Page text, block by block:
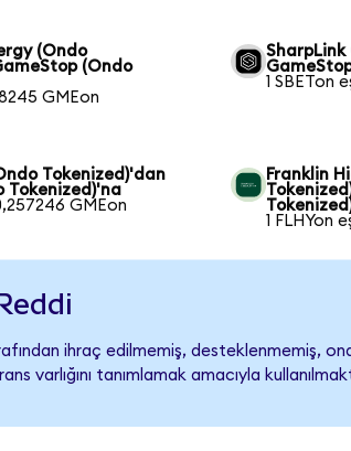
(Ondo
(Ondo
GMEon
1 SBETon
Tokenized)'dan
Tokenized)'na
GMEon
Franklin
1 FLHYon
ihraç edilmemiş, desteklenmemiş,
varlığını tanımlamak amacıyla